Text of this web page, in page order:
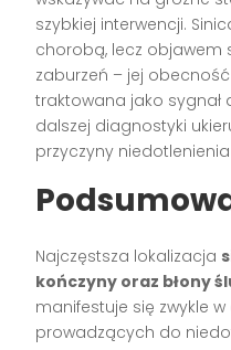
szybkiej interwencji.
chorobą, lecz objawem
zaburzeń – jej
traktowana jako
dalszej diagnostyki
przyczyny niedotlenienia
Najczęstsza lokalizacja
kończyny oraz błony
manifestuje się zwykle
prowadzących do